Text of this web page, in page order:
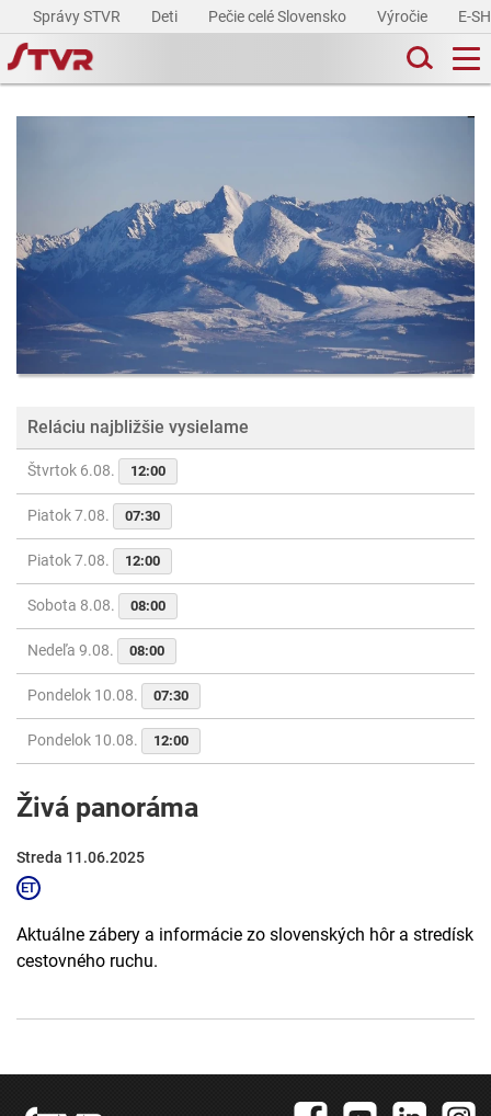
Správy STVR Deti Pečie celé Slovensko Výročie E-
Reláciu najbližšie vysielame
Štvrtok 6.08. 12:00
Piatok 7.08. 07:30
Piatok 7.08. 12:00
Sobota 8.08. 08:00
Nedeľa 9.08. 08:00
Pondelok 10.08. 07:30
Pondelok 10.08. 12:00
Živá panoráma
Streda 11.06.2025
Aktuálne zábery a informácie zo slovenských hôr a stredísk
cestovného ruchu.